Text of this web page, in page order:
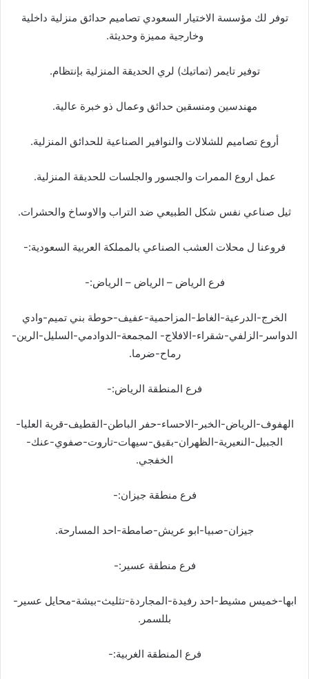
توفر لك مؤسسة الاختيار السعودي تصاميم حدائق منزلية داخلية
وخارجية مميزة وحديثة.
توفير تايمر (تماتيك) لري الحديقة المنزلية بإنتظام.
مهندسين ومنسقين حدائق وعمال ذو خبرة عالية.
أروع تصاميم للشلالات والنوافير الصناعية للحدائق المنزلية.
عمل اروع الممرات والجسور والجلسات للحديقة المنزلية.
ثيل صناعي نفس شكل الطبيعي ضد التراب والاوساخ والحشرات.
فروعنا ل محلات العشب الصناعي بالمملكة العربية السعودية:-
فرع الرياض – الرياض – الرياض:-
الخرج-الدرعية-الغاط-المزاحمية-عفيف-حوطة بني تميم-وادي
الدواسر-الزلفي-شقراء-الافلاج- المجمعة-الدوادمي-السليل-الرين-
رماح-ضرما.
فرع المنطقة الرياض:-
الهفوف-الرياض-الخبر-الاحساء-حفر الباطن-القطيف-قرية العليا-
الجبيل-النعيرية-الظهران-بقيق-سيهات-تاروت-صفوي-عنك-
الخفجي.
فرع منطقة جيزان:-
جيزان-صبيا-ابو عريش-صامطة-احد المسارحة.
فرع منطقة عسير:-
ابها-خميس مشيط-احد رفيدة-المجاردة-تثليث-بيشة-محايل عسير-
بللسمر.
فرع المنطقة الغربية:-